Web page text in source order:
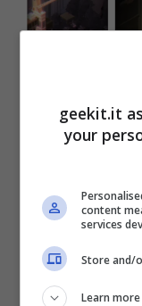
Il gioco è una
angoscianti
speciali e uno
rendono un
incollati
geekit.it
your
content
services
Store and/
Learn more